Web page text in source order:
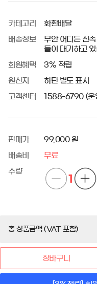
카테고리 화환배달
배송정보
무안 어디든 신
들이 대기하고
회원혜택 3% 적립
원산지 하단 별도 표시
고객센터 1588-6790 (
판매가 99,000 원
배송비 무료
수량
1
총 상품금액 (VAT 포함)
장바구니